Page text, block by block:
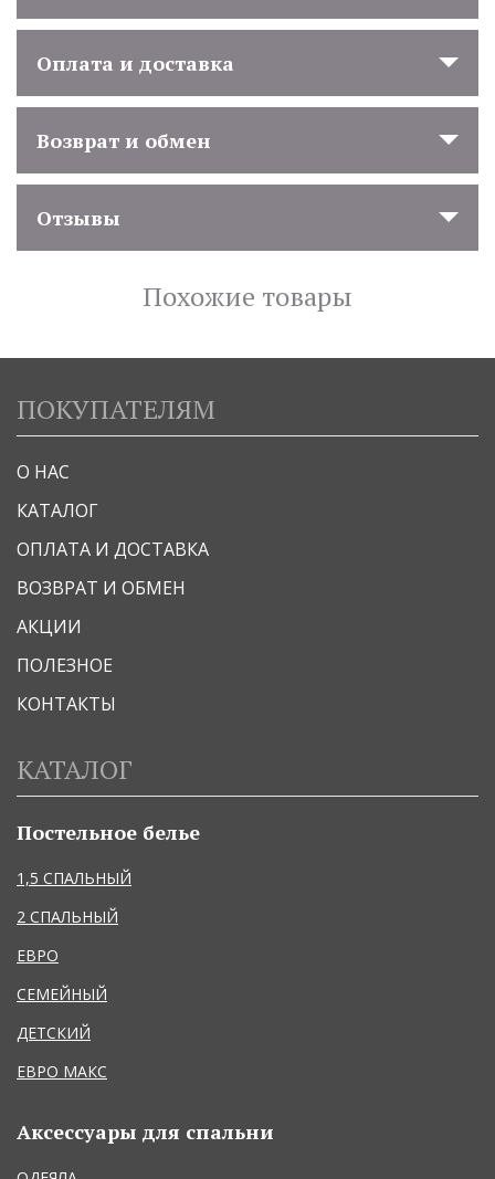
Оплата и доставка
Возврат и обмен
Отзывы
Похожие товары
ПОКУПАТЕЛЯМ
О НАС
КАТАЛОГ
ОПЛАТА И ДОСТАВКА
ВОЗВРАТ И ОБМЕН
АКЦИИ
ПОЛЕЗНОЕ
КОНТАКТЫ
КАТАЛОГ
Постельное белье
1,5 СПАЛЬНЫЙ
2 СПАЛЬНЫЙ
ЕВРО
СЕМЕЙНЫЙ
ДЕТСКИЙ
ЕВРО МАКС
Аксессуары для спальни